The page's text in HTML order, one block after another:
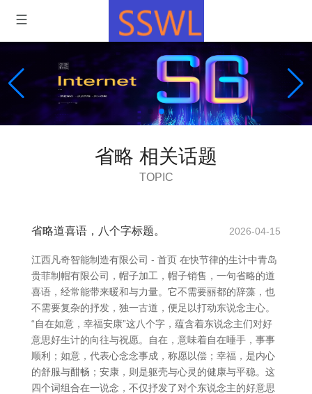
省略 相关话题
TOPIC
省略道喜语，八个字标题。 2026-04-15
江西凡奇智能制造有限公司 - 首页 在快节律的生计中青岛
贵菲制帽有限公司，帽子加工，帽子销售，一句省略的道
喜语，经常能带来暖和与力量。它不需要丽都的辞藻，也
不需要复杂的抒发，独一古道，便足以打动东说念主心。
“自在如意，幸福安康”这八个字，蕴含着东说念主们对好
意思好生计的向往与祝愿。自在，意味着自在唾手，事事
顺利；如意，代表心念念事成，称愿以偿；幸福，是内心
的舒服与酣畅；安康，则是躯壳与心灵的健康与平稳。这
四个词组合在一说念，不仅抒发了对个东说念主的好意思